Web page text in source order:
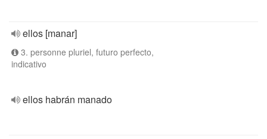
ellos [manar]
3. personne pluriel, futuro perfecto,
indicativo
ellos habrán manado